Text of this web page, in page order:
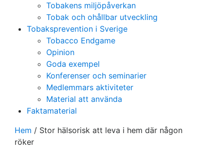
Tobakens miljöpåverkan
Tobak och ohållbar utveckling
Tobaksprevention i Sverige
Tobacco Endgame
Opinion
Goda exempel
Konferenser och seminarier
Medlemmars aktiviteter
Material att använda
Faktamaterial
Hem / Stor hälsorisk att leva i hem där någon
röker